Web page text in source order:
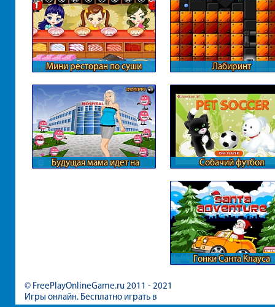
Мини ресторан по суши Лабиринт
Будущая мама идет на
Собачий футбол
Гонки Санта Клауса
© FreePlayOnlineGame.ru 2011 - 2021
Игры онлайн. Бесплатно играть в